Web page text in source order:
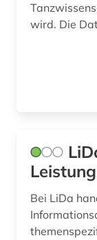
wird. Die
Bei LiDa